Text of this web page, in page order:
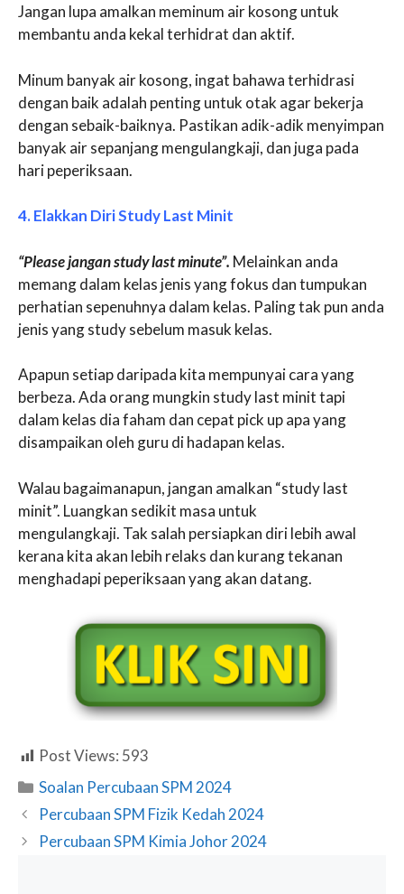
Jangan lupa amalkan meminum air kosong untuk
membantu anda kekal terhidrat dan aktif.
Minum banyak air kosong, ingat bahawa terhidrasi
dengan baik adalah penting untuk otak agar bekerja
dengan sebaik-baiknya. Pastikan adik-adik menyimpan
banyak air sepanjang mengulangkaji, dan juga pada
hari peperiksaan.
4. Elakkan Diri Study Last Minit
“Please jangan study last minute”. Melainkan anda
memang dalam kelas jenis yang fokus dan tumpukan
perhatian sepenuhnya dalam kelas. Paling tak pun anda
jenis yang study sebelum masuk kelas.
Apapun setiap daripada kita mempunyai cara yang
berbeza. Ada orang mungkin study last minit tapi
dalam kelas dia faham dan cepat pick up apa yang
disampaikan oleh guru di hadapan kelas.
Walau bagaimanapun, jangan amalkan “study last
minit”. Luangkan sedikit masa untuk
mengulangkaji. Tak salah persiapkan diri lebih awal
kerana kita akan lebih relaks dan kurang tekanan
menghadapi peperiksaan yang akan datang.
Post Views: 593
Categories
Soalan Percubaan SPM 2024
Percubaan SPM Fizik Kedah 2024
Percubaan SPM Kimia Johor 2024